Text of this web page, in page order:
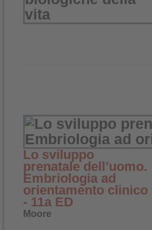
Lo sviluppo
prenatale dell’uomo.
Embriologia ad
orientamento clinico
- 11a ED
Moore